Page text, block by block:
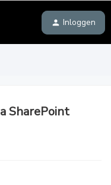
Inloggen
SharePoint